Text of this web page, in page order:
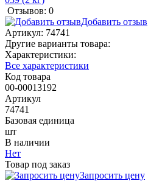
Отзывов: 0
Добавить отзыв
Артикул: 74741
Другие варианты товара:
Характеристики:
Все характеристики
Код товара
00-00013192
Артикул
74741
Базовая единица
шт
В наличии
Нет
Товар под заказ
Запросить цену